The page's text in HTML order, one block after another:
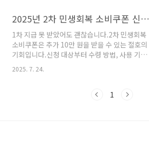
2025년 2차 민생회복 소비쿠폰 신청방법 총정리!! (+카카오페이, 네이버페이)
1차 지급 못 받았어도 괜찮습니다.2차 민생회복
소비쿠폰은 추가 10만 원을 받을 수 있는 절호의
기회입니다.신청 대상부터 수령 방법, 사용 기한
까지 꼭 확인하세요.2차 민생회복 소비쿠폰이
란?정부가 추가 지급하는 국민 소비지원금2025
득 상위 10% 제외한 국민 전체 대상지원 금액 상
2025. 7. 24.
1